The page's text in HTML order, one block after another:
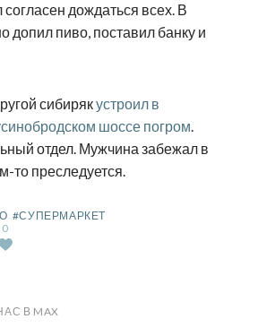
дождаться всех. В
допил пиво, поставил банку и
сибирякустроил в
шоссе погром.
отдел. Мужчина забежал в
то преследуется.
#СУПЕРМАРКЕТ
0
В MAX